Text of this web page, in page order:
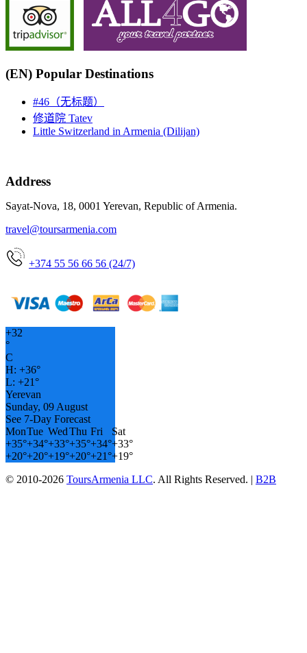
(EN) Popular Destinations
#46（无标题）
修道院 Tatev
Little Switzerland in Armenia (Dilijan)
Address
Sayat-Nova, 18, 0001 Yerevan, Republic of Armenia.
travel@toursarmenia.com
+374 55 56 66 56 (24/7)
+32
°
C
H: +36°
L: +21°
Yerevan
Sunday, 09 August
See 7-Day Forecast
MonTue WedThu Fri
Sat
+35°+34°+33°+35°+34°+33°
+20°+20°+19°+20°+21°+19°
© 2010-2026 ToursArmenia LLC. All Rights Reserved. | B2B